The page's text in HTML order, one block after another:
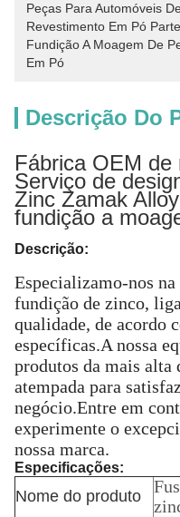
Peças Para Automóveis
Revestimento Em Pó
Fundição A Moagem De
Em Pó
Descrição Do
Fábrica OEM
Serviço de
Zinc Zamak
fundição a
Descrição:
Especializamo-nos
fundição de zinco,
qualidade, de acordo
específicas.A nossa
produtos da mais alta
atempada para
negócio.Entre em
experimente o
nossa marca.
Especificações:
Nome do produto